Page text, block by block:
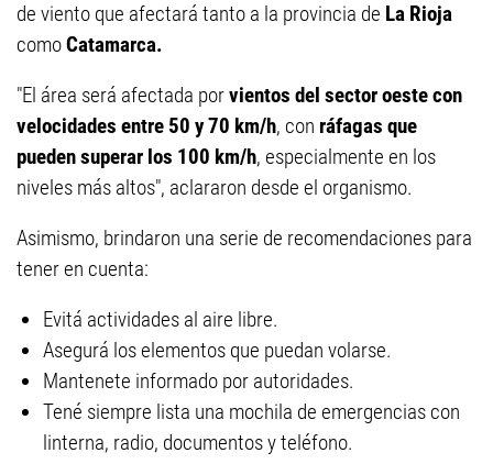
de viento que afectará tanto a la provincia de La Rioja
comoCatamarca.
"El área será afectada porvientos del sector oeste con
velocidades entre 50 y 70 km/h, con ráfagas que
pueden superar los 100 km/h, especialmente en los
niveles más altos", aclararon desde el organismo.
Asimismo, brindaron una serie de recomendaciones para
tener en cuenta:
Evitá actividades al aire libre.
Asegurá los elementos que puedan volarse.
Mantenete informado por autoridades.
Tené siempre lista una mochila de emergencias con
linterna, radio, documentos y teléfono.